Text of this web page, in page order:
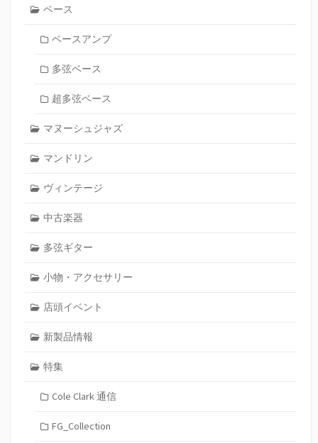
ベース
ベースアンプ
多弦ベース
超多弦ベース
マヌーシュジャズ
マンドリン
ヴィンテージ
中古楽器
多弦ギター
小物・アクセサリー
店頭イベント
新製品情報
特集
Cole Clark 通信
FG_Collection